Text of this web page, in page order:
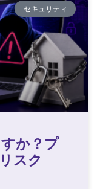
セキュリティ
か？プ
スク